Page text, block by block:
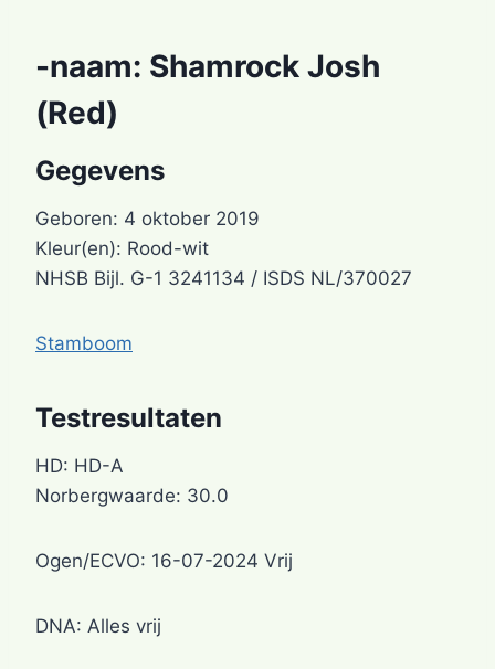
-naam: Shamrock Josh
(Red)
Gegevens
Geboren: 4 oktober 2019
Kleur(en): Rood-wit
NHSB Bijl. G-1 3241134 / ISDS NL/370027
Stamboom
Testresultaten
HD: HD-A
Norbergwaarde: 30.0
Ogen/ECVO: 16-07-2024 Vrij
DNA: Alles vrij